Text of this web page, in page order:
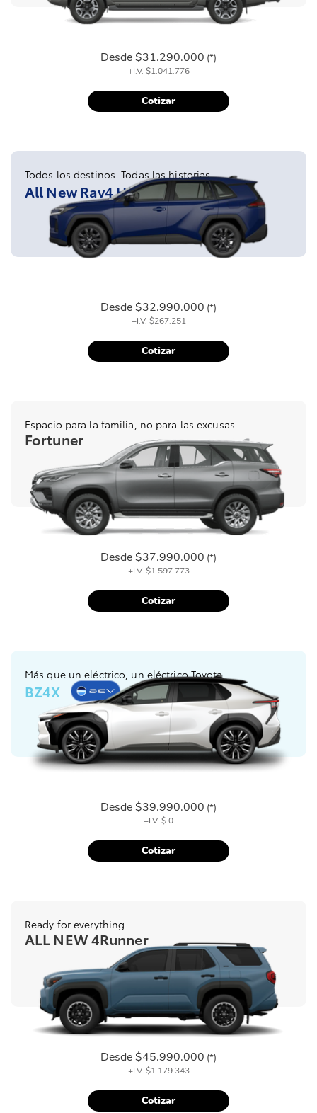
Desde$31.290.000 (*)
+I.V. $1.041.776
Cotizar
Todos los destinos. Todas las historias
All New Rav4 Híbrido
Desde$32.990.000 (*)
+I.V. $267.251
Cotizar
Espacio para la familia, no para las excusas
Fortuner
Desde$37.990.000 (*)
+I.V. $1.597.773
Cotizar
Más que un eléctrico, un eléctrico Toyota
BZ4X
Desde$39.990.000 (*)
+I.V. $ 0
Cotizar
Ready for everything
ALL NEW 4Runner
Desde$45.990.000 (*)
+I.V. $1.179.343
Cotizar